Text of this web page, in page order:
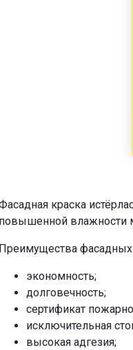
краска
повышенной влажности
Преимущества фасадных
экономность;
долговечность;
сертификат
исключительная
высокая адгезия;